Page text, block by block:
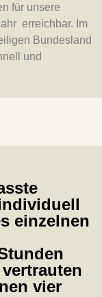
für unsere
erreichbar. Im
Bundesland
und
einzelnen
vier